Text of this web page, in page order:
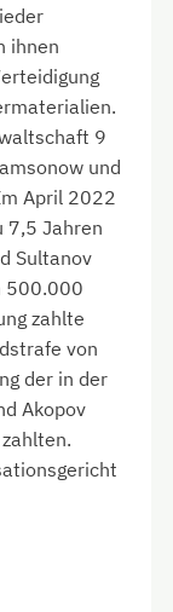
ihnen
9
und
April 2022
7,5 Jahren
Sultanov
500.000
zahlte
von
der in der
Akopov